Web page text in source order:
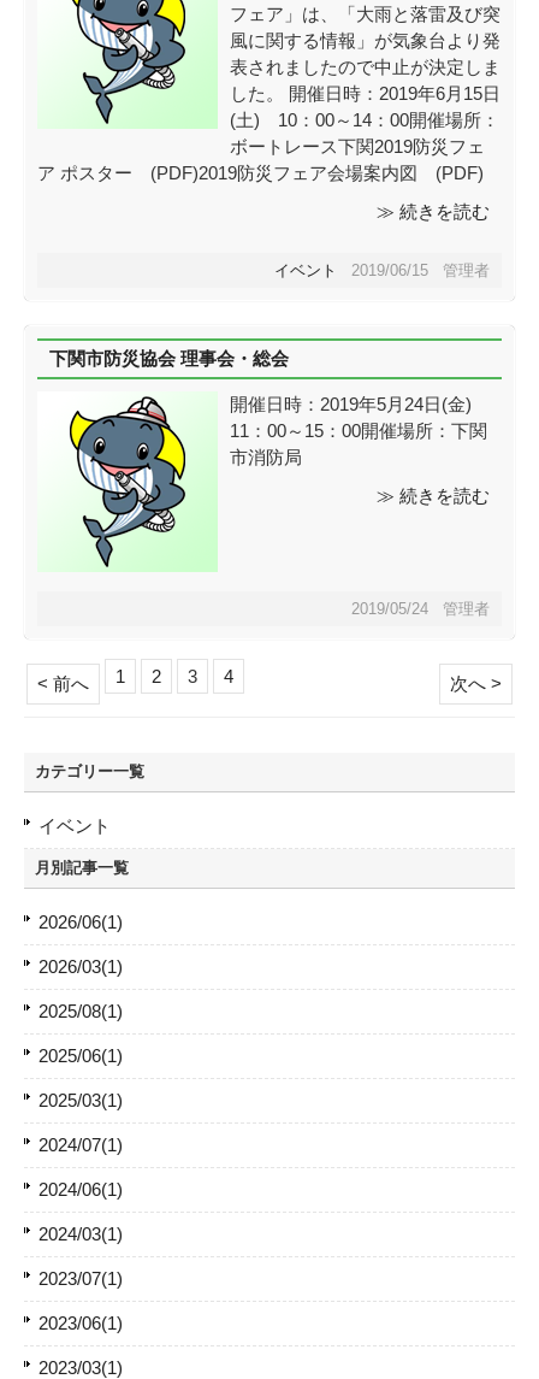
フェア」は、「大雨と落雷及び突
風に関する情報」が気象台より発
表されましたので中止が決定しま
した。 開催日時：2019年6月15日
(土) 10：00～14：00開催場所：
ボートレース下関2019防災フェ
ア ポスター (PDF)2019防災フェア会場案内図 (PDF)
≫ 続きを読む
イベント 2019/06/15 管理者
下関市防災協会 理事会・総会
開催日時：2019年5月24日(金)
11：00～15：00開催場所：下関
市消防局
≫ 続きを読む
2019/05/24 管理者
< 前へ 1 2 3 4 次へ >
カテゴリー一覧
イベント
月別記事一覧
2026/06(1)
2026/03(1)
2025/08(1)
2025/06(1)
2025/03(1)
2024/07(1)
2024/06(1)
2024/03(1)
2023/07(1)
2023/06(1)
2023/03(1)